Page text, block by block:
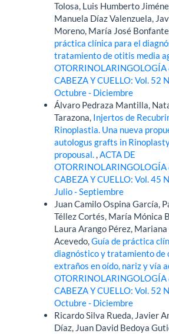
Tolosa, Luis Humberto
Manuela Díaz Valenzuela,
Moreno, María José
práctica clínica para el
tratamiento de otitis media
OTORRINOLARINGOLOGÍA
CABEZA Y CUELLO: Vol. 52
Octubre - Diciembre
Álvaro Pedraza Mantilla,
Tarazona, Injertos de
Rinoplastia. Una nueva
autologus grafts in
propousal.,ACTA DE
OTORRINOLARINGOLOGÍA
CABEZA Y CUELLO: Vol. 45
Julio - Septiembre
Juan Camilo Ospina García,
Téllez Cortés, María Mónica
Laura Arango Pérez,
Acevedo,Guía de práctica
diagnóstico y tratamiento de
extraños en oído, nariz y vía
OTORRINOLARINGOLOGÍA
CABEZA Y CUELLO: Vol. 52
Octubre - Diciembre
Ricardo Silva Rueda, Javier
Díaz, Juan David Bedoya